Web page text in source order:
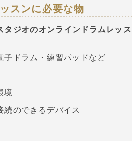
スンに必要な物
タジオのオンラインドラムレッ
子ドラム・練習パッドなど
境
続のできるデバイス